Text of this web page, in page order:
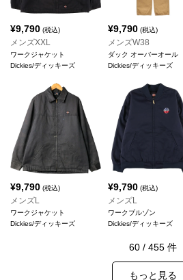
¥9,790 (税込)
メンズXXL
ワークジャケット
Dickies/ディッキーズ
¥9,790(税込)
メンズW38
ダック オーバーオール
Dickies/ディッキーズ
¥9,790 (税込)
メンズL
ワークジャケット
Dickies/ディッキーズ
¥9,790(税込)
メンズL
ワークブルゾン
Dickies/ディッキーズ
60 / 455 件
もっと見る